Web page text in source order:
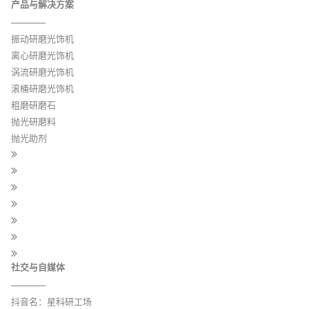
产品与解决方案
振动研磨光饰机
离心研磨光饰机
涡流研磨光饰机
滚桶研磨光饰机
粗磨研磨石
抛光研磨料
抛光助剂
社交与自媒体
抖音名：星科研工场